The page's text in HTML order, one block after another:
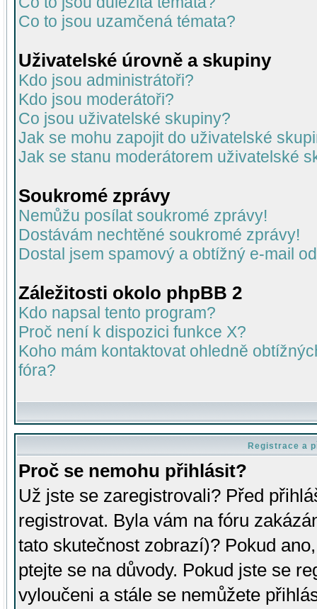
Co to jsou uzamčená témata?
Uživatelské úrovně a skupiny
Kdo jsou administrátoři?
Kdo jsou moderátoři?
Co jsou uživatelské skupiny?
Jak se mohu zapojit do uživatelské
Jak se stanu moderátorem uživatelské
Soukromé zprávy
Nemůžu posílat soukromé zprávy!
Dostávám nechtěné soukromé zprávy!
Dostal jsem spamový a obtížný e-mail
Záležitosti okolo phpBB 2
Kdo napsal tento program?
Proč není k dispozici funkce X?
Koho mám kontaktovat ohledně
fóra?
Registrace a
Proč se nemohu přihlásit?
Už jste se zaregistrovali? Před
registrovat. Byla vám na fóru
tato skutečnost zobrazí)? Pokud
ptejte se na důvody. Pokud jste se
vyloučeni a stále se nemůžete